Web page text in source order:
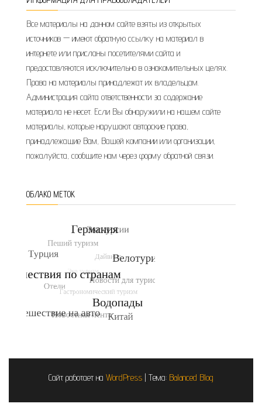
Все материалы на данном сайте взяты из открытых
источников — имеют обратную ссылку на материал в
интернете или присланы посетителями сайта и
предоставляются исключительно в ознакомительных целях.
Права на материалы принадлежат их владельцам.
Администрация сайта ответственности за содержание
материала не несет. Если Вы обнаружили на нашем сайте
материалы, которые нарушают авторские права,
принадлежащие Вам, Вашей компании или организации,
пожалуйста, сообщите нам через форму обратной связи.
ОБЛАКО МЕТОК
Сайт работает на WordPress | Тема: Balanced Blog